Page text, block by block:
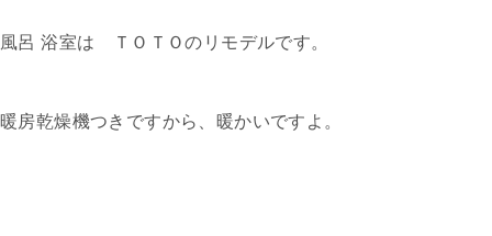
風呂 浴室は ＴＯＴＯのリモデルです。
暖房乾燥機つきですから、暖かいですよ。